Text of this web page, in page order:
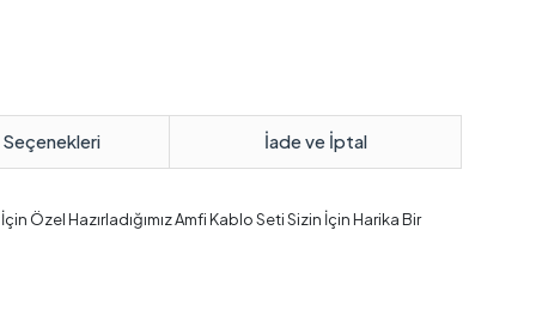
İade ve İptal
Özel Hazırladığımız Amfi Kablo Seti Sizin İçin Harika Bir